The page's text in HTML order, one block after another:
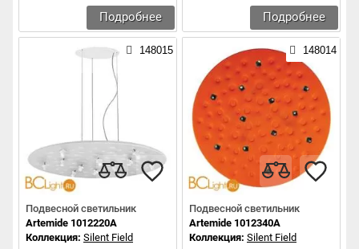
Подробнее Подробнее
148015
Подвесной светильник
Artemide 1012220A
Коллекция: Silent Field
148014
Подвесной светильник
Artemide 1012340A
Коллекция: Silent Field